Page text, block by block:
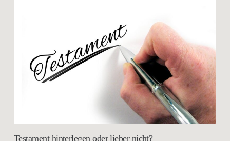
Testament hinterlegen oder lieber nicht?